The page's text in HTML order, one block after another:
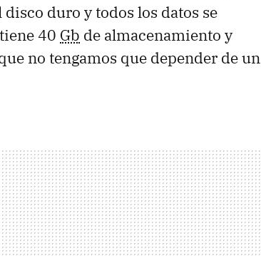
duro y todos los datos se
40 Gb de almacenamiento y
no tengamos que depender de un